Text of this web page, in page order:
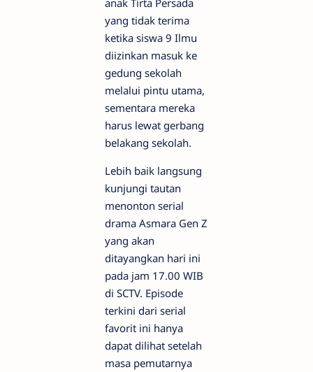
yang tidak terima
ketika siswa 9 Ilmu
diizinkan masuk ke
gedung sekolah
melalui pintu utama,
sementara mereka
harus lewat gerbang
belakang sekolah.
Lebih baik langsung
kunjungi tautan
menonton serial
drama Asmara Gen Z
yang akan
ditayangkan hari ini
pada jam 17.00 WIB
di SCTV. Episode
terkini dari serial
favorit ini hanya
dapat dilihat setelah
masa pemutarnya